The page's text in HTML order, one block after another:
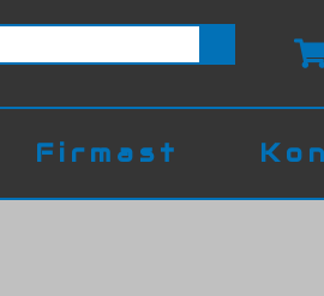
Firmast